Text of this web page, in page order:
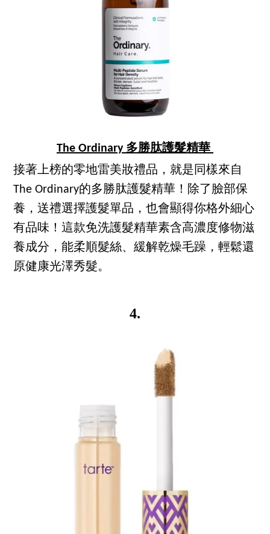
The Ordinary 多勝肽護髮精華
接著上榜的零地雷美妝禮品，就是同樣來自
The Ordinary的多勝肽護髮精華！除了臉部保
養，送禮選擇護髮單品，也會顯得你格外細心
有品味！這款免洗護髮精華素含高濃度修物滋
養成分，能柔順髮絲、緩解乾燥毛躁，輕鬆還
原健康光澤秀髮。
4.